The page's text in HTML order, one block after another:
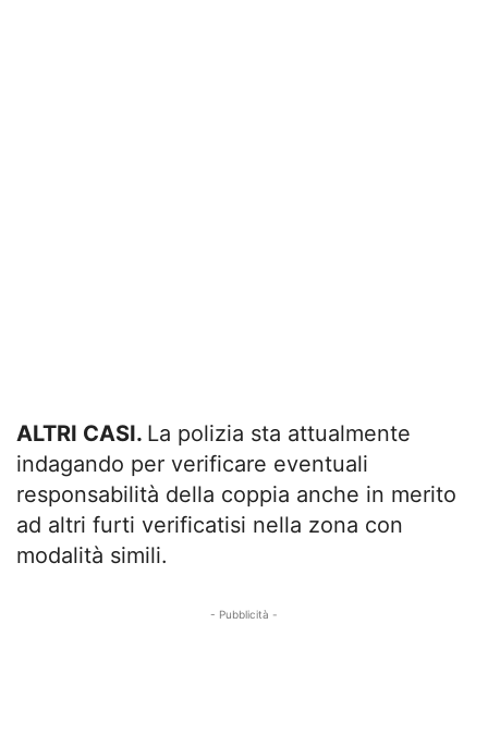
ALTRI CASI. La polizia sta attualmente
indagando per verificare eventuali
responsabilità della coppia anche in merito
ad altri furti verificatisi nella zona con
modalità simili.
- Pubblicità -